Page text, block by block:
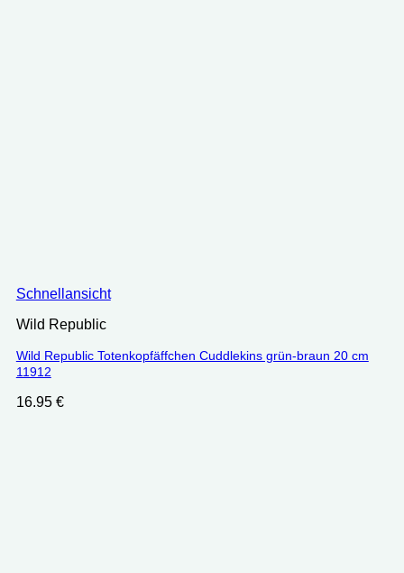
Schnellansicht
Wild Republic
Wild Republic Totenkopfäffchen Cuddlekins grün-braun 20 cm
11912
16.95 €